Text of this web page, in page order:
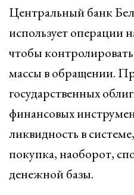
Центральный банк
использует операции
чтобы
массы в обращении.
государственных
финансовых
ликвидность в
покупка, наоборот,
денежной базы.